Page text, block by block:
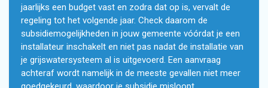
jaarlijks een budget vast en zodra dat op is, vervalt de
regeling tot het volgende jaar. Check daarom de
subsidiemogelijkheden in jouw gemeente vóórdat je een
installateur inschakelt en niet pas nadat de installatie van
je grijswatersysteem al is uitgevoerd. Een aanvraag
achteraf wordt namelijk in de meeste gevallen niet meer